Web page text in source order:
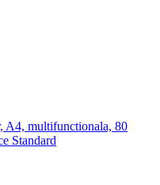
A4, multifunctionala, 80
Standard